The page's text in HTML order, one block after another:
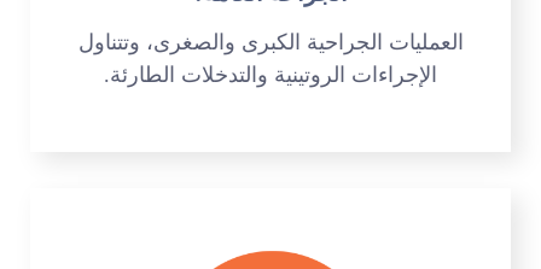
العمليات الجراحية الكبرى والصغرى، وتتناول
الإجراءات الروتينية والتدخلات الطارئة.